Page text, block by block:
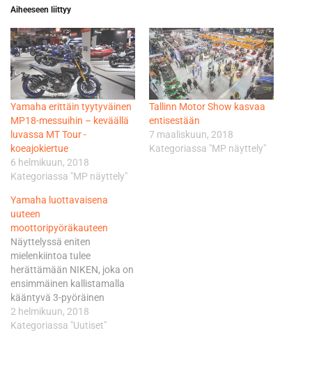
Aiheeseen liittyy
Yamaha erittäin tyytyväinen
MP18-messuihin – keväällä
luvassa MT Tour -
koeajokiertue
6 helmikuun, 2018
Kategoriassa "MP näyttely"
Tallinn Motor Show kasvaa
entisestään
7 maaliskuun, 2018
Kategoriassa "MP näyttely"
Yamaha luottavaisena
uuteen
moottoripyöräkauteen
Näyttelyssä eniten
mielenkiintoa tulee
herättämään NIKEN, joka on
ensimmäinen kallistamalla
kääntyvä 3-pyöräinen
moottoripyörä. Pyörä
lanseerattiin Milanon Eicma-
2 helmikuun, 2018
Kategoriassa "Uutiset"